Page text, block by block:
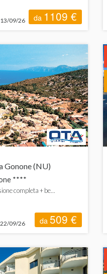
09/26 da 1109 €
Gonone (NU)
****
completa + be...
09/26 da509 €